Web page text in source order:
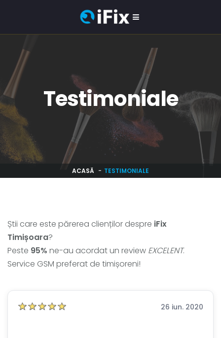
Testimoniale
ACASĂ TESTIMONIALE
Știi care este părerea clienților despre iFix
Timișoara?
Peste 95% ne-au acordat un review EXCELENT.
Service GSM preferat de timișoreni!
26 iun. 2020